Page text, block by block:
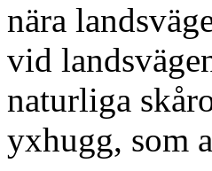
nära
vid
naturliga
yxhugg, som